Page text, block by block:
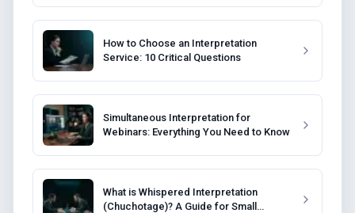
How to Choose an Interpretation
Service: 10 Critical Questions
Simultaneous Interpretation for
Webinars: Everything You Need to Know
What is Whispered Interpretation
(Chuchotage)? A Guide for Small